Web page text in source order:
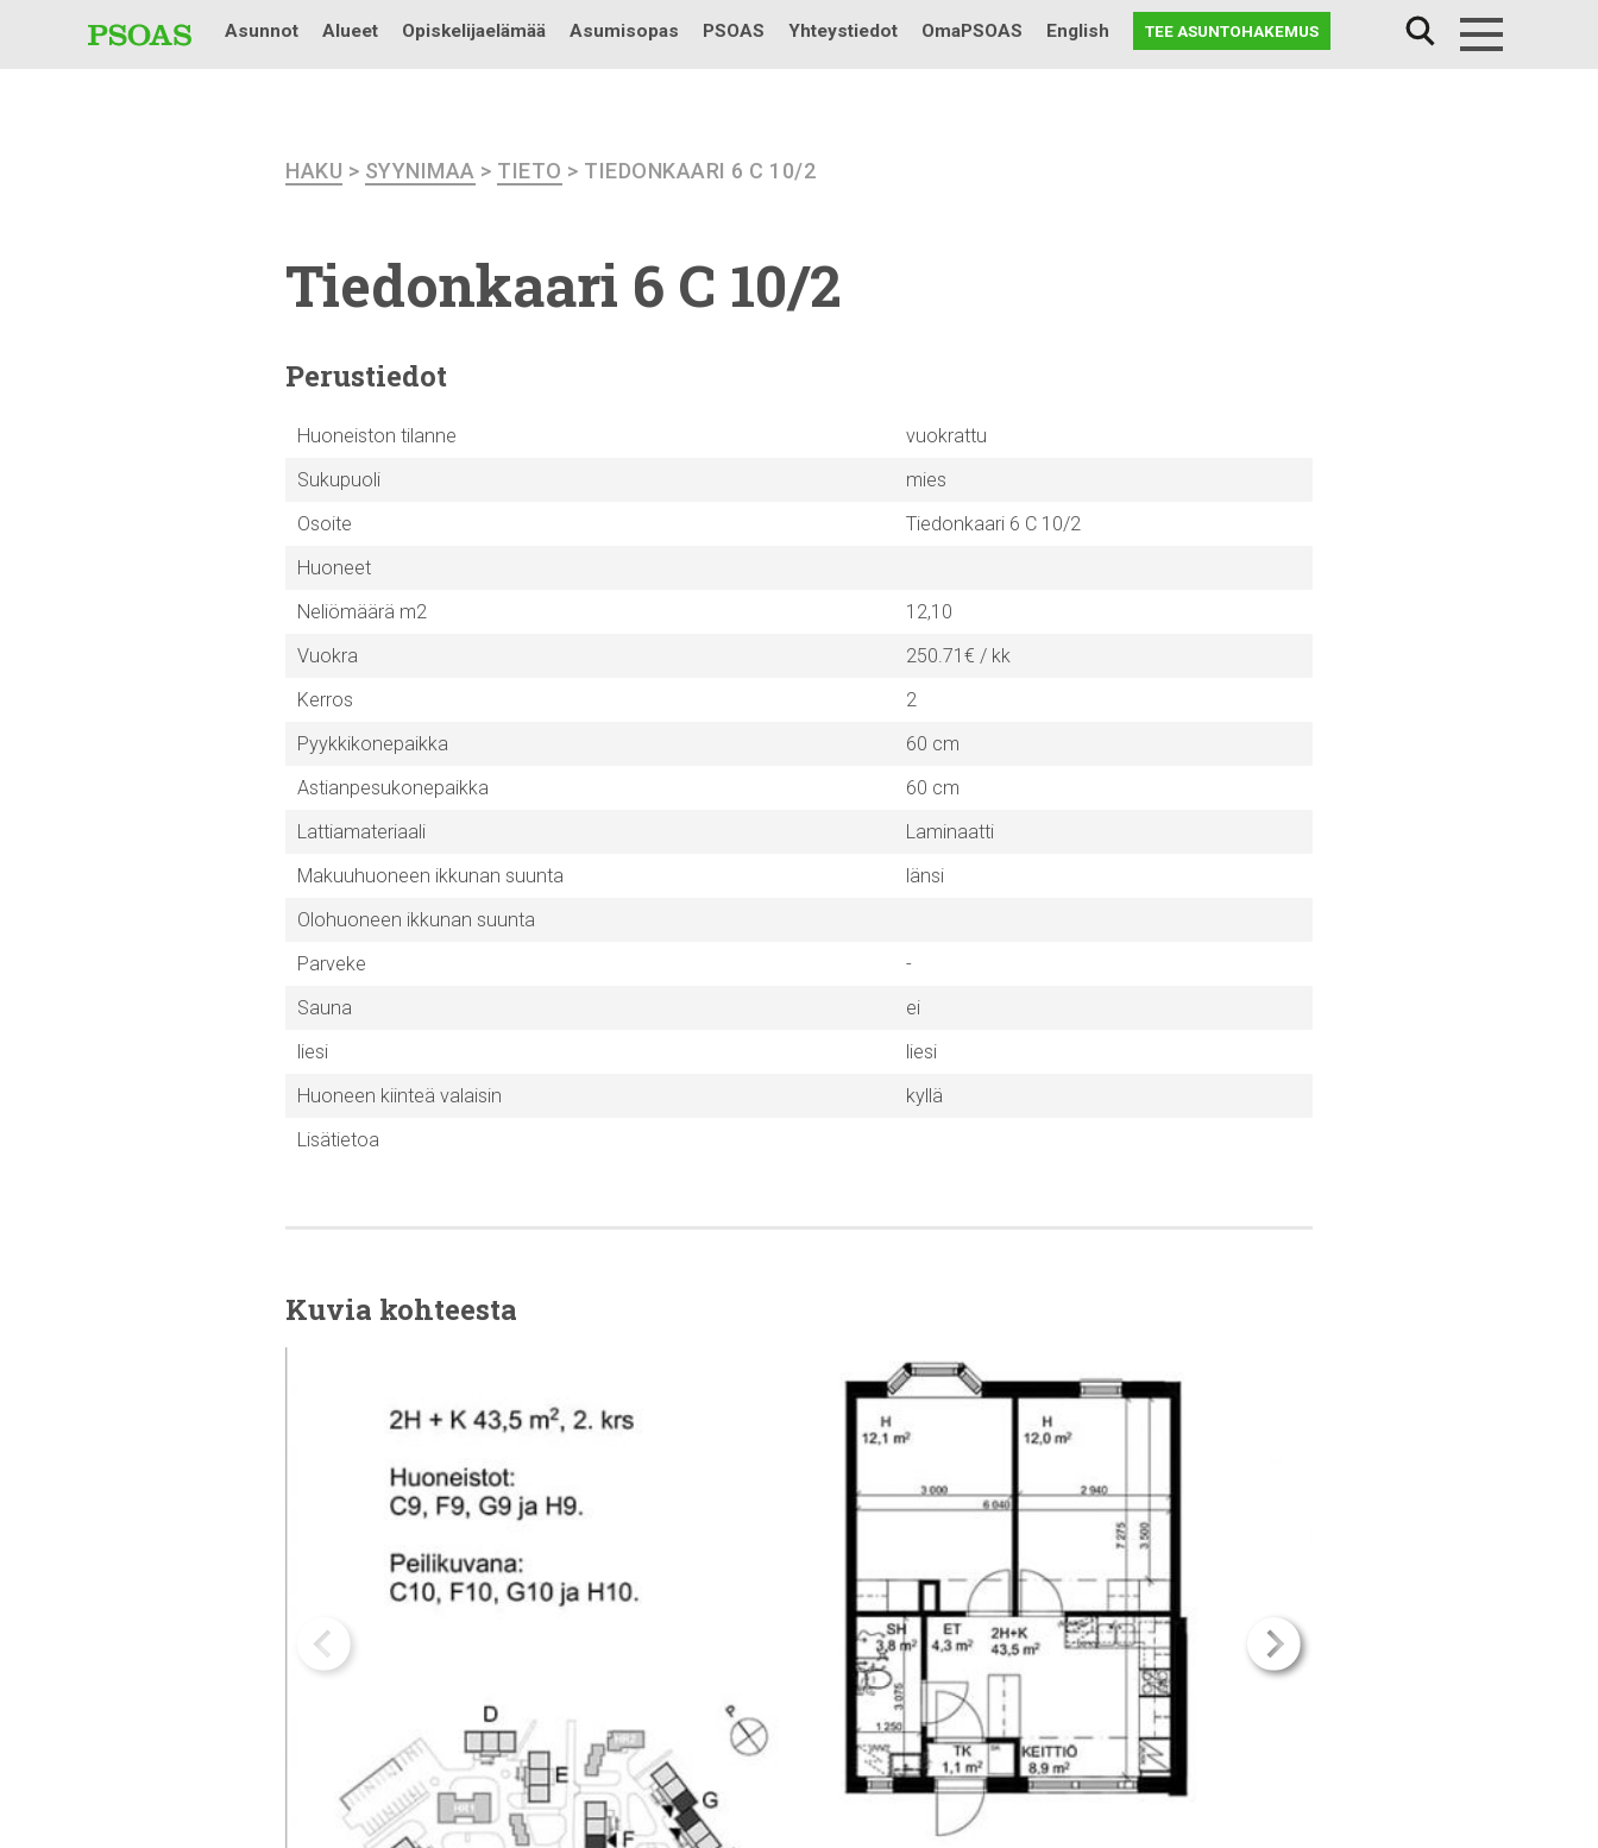
Testi
Asunnot Alueet Opiskelijaelämää Asumisopas PSOAS Yhteystiedot OmaPSOAS English TEE ASUNTOHAKEMUS
HAKU > SYYNIMAA > TIETO > TIEDONKAARI 6 C 10/2
Tiedonkaari 6 C 10/2
Perustiedot
Huoneiston tilanne
vuokrattu
Sukupuoli
mies
Osoite
Tiedonkaari 6 C 10/2
Huoneet
Neliömäärä m2
12,10
Vuokra
250.71€ / kk
Kerros
2
Pyykkikonepaikka
60 cm
Astianpesukonepaikka
60 cm
Lattiamateriaali
Laminaatti
Makuuhuoneen ikkunan suunta
länsi
Olohuoneen ikkunan suunta
Parveke
-
Sauna
ei
liesi
liesi
Huoneen kiinteä valaisin
kyllä
Lisätietoa
Kuvia kohteesta